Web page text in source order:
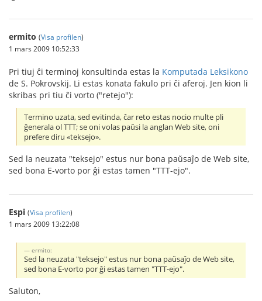
ermito (Visa profilen)
1 mars 2009 10:52:33
Pri tiuj ĉi terminoj konsultinda estas la Komputada Leksikono
de S. Pokrovskij. Li estas konata fakulo pri ĉi aferoj. Jen kion li
skribas pri tiu ĉi vorto ("retejo"):
Termino uzata, sed evitinda, ĉar reto estas nocio multe pli
ĝenerala ol TTT; se oni volas paŭsi la anglan Web site, oni
prefere diru «teksejo».
Sed la neuzata "teksejo" estus nur bona paŭsaĵo de Web site,
sed bona E-vorto por ĝi estas tamen "TTT-ejo".
Espi (Visa profilen)
1 mars 2009 13:22:08
ermito:
Sed la neuzata "teksejo" estus nur bona paŭsaĵo de Web site,
sed bona E-vorto por ĝi estas tamen "TTT-ejo".
Saluton,